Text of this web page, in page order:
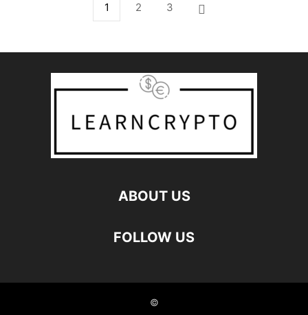
1 2 3
ABOUT US
FOLLOW US
©